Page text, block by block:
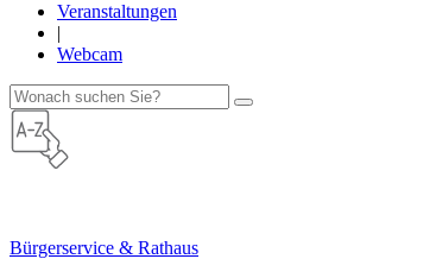
Veranstaltungen
|
Webcam
Bürgerservice & Rathaus